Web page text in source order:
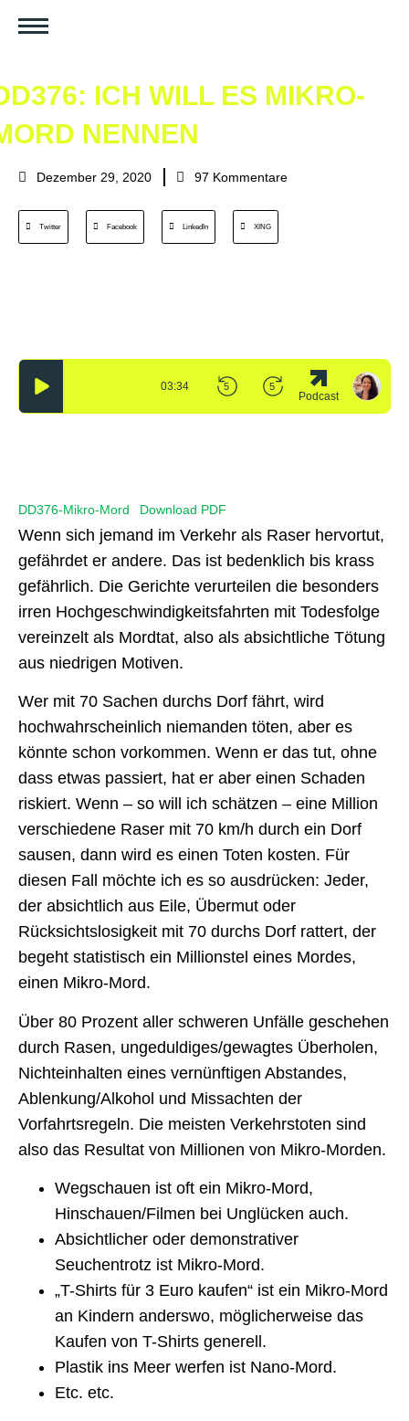
ICH WILL ES MIKRO-
NENNEN
Dezember 29, 2020 97 Kommentare
Twitter Facebook LinkedIn XING
DD376-Mikro-Mord Download PDF
Wenn sich jemand im Verkehr als Raser hervortut,
gefährdet er andere. Das ist bedenklich bis krass
gefährlich. Die Gerichte verurteilen die besonders
irren Hochgeschwindigkeitsfahrten mit Todesfolge
vereinzelt als Mordtat, also als absichtliche Tötung
aus niedrigen Motiven.
Wer mit 70 Sachen durchs Dorf fährt, wird
hochwahrscheinlich niemanden töten, aber es
könnte schon vorkommen. Wenn er das tut, ohne
dass etwas passiert, hat er aber einen Schaden
riskiert. Wenn – so will ich schätzen – eine Million
verschiedene Raser mit 70 km/h durch ein Dorf
sausen, dann wird es einen Toten kosten. Für
diesen Fall möchte ich es so ausdrücken: Jeder,
der absichtlich aus Eile, Übermut oder
Rücksichtslosigkeit mit 70 durchs Dorf rattert, der
begeht statistisch ein Millionstel eines Mordes,
einen Mikro-Mord.
Über 80 Prozent aller schweren Unfälle geschehen
durch Rasen, ungeduldiges/gewagtes Überholen,
Nichteinhalten eines vernünftigen Abstandes,
Ablenkung/Alkohol und Missachten der
Vorfahrtsregeln. Die meisten Verkehrstoten sind
also das Resultat von Millionen von Mikro-Morden.
Wegschauen ist oft ein Mikro-Mord,
Hinschauen/Filmen bei Unglücken auch.
Absichtlicher oder demonstrativer
Seuchentrotz ist Mikro-Mord.
„T-Shirts für 3 Euro kaufen“ ist ein Mikro-Mord
an Kindern anderswo, möglicherweise das
Kaufen von T-Shirts generell.
Plastik ins Meer werfen ist Nano-Mord.
Etc. etc.